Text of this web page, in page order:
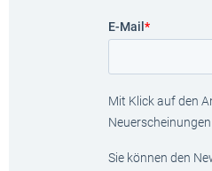
E-Mail *
Mit Klick auf den
Sie können den